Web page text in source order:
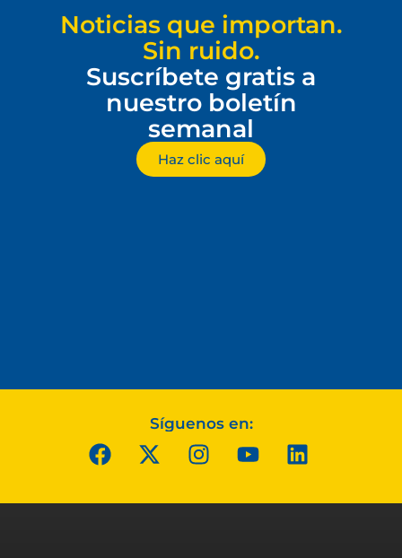
Noticias que importan.
Sin ruido.
Suscríbete gratis a
nuestro boletín
semanal
Haz clic aquí
Síguenos en: